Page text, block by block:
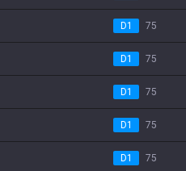
D1 75
D1 75
D1 75
D1 75
D1 75